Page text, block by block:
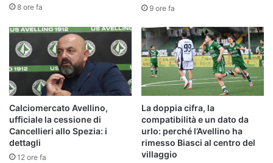
8 ore fa 9 ore fa
Calciomercato Avellino,
ufficiale la cessione di
Cancellieri allo Spezia: i
dettagli
12 ore fa
La doppia cifra, la
compatibilità e un dato da
urlo: perché l’Avellino ha
rimesso Biasci al centro del
villaggio